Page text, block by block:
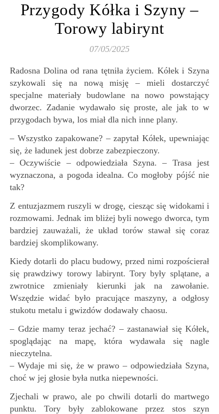
Przygody Kółka i Szyny –
Torowy labirynt
07/05/2025
Radosna Dolina od rana tętniła życiem. Kółek i Szyna
szykowali się na nową misję – mieli dostarczyć
specjalne materiały budowlane na nowo powstający
dworzec. Zadanie wydawało się proste, ale jak to w
przygodach bywa, los miał dla nich inne plany.
– Wszystko zapakowane? – zapytał Kółek, upewniając
się, że ładunek jest dobrze zabezpieczony.
– Oczywiście – odpowiedziała Szyna. – Trasa jest
wyznaczona, a pogoda idealna. Co mogłoby pójść nie
tak?
Z entuzjazmem ruszyli w drogę, ciesząc się widokami i
rozmowami. Jednak im bliżej byli nowego dworca, tym
bardziej zauważali, że układ torów stawał się coraz
bardziej skomplikowany.
Kiedy dotarli do placu budowy, przed nimi rozpościerał
się prawdziwy torowy labirynt. Tory były splątane, a
zwrotnice zmieniały kierunki jak na zawołanie.
Wszędzie widać było pracujące maszyny, a odgłosy
stukotu metalu i gwizdów dodawały chaosu.
– Gdzie mamy teraz jechać? – zastanawiał się Kółek,
spoglądając na mapę, która wydawała się nagle
nieczytelna.
– Wydaje mi się, że w prawo – odpowiedziała Szyna,
choć w jej głosie była nutka niepewności.
Zjechali w prawo, ale po chwili dotarli do martwego
punktu. Tory były zablokowane przez stos szyn